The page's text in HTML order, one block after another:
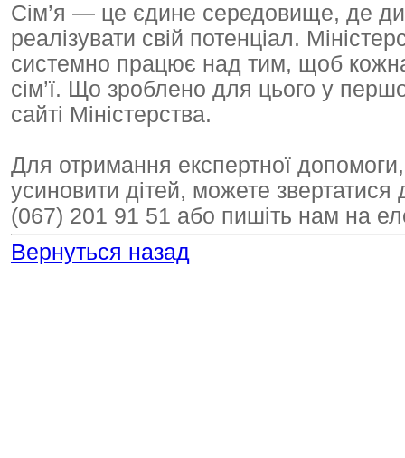
Сім’я — це єдине середовище, де
реалізувати свій потенціал.
системно працює над тим, щоб кожна
сім’ї. Що зроблено для цього у
сайті Міністерства.
Для отримання експертної
усиновити дітей, можете
(067) 201 91 51 або пишіть нам на
Вернуться назад